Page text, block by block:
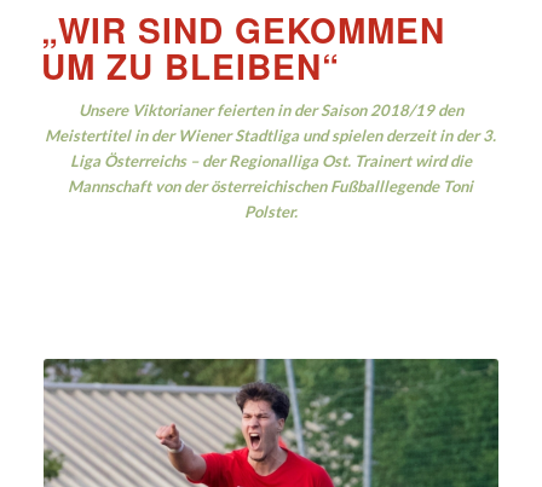
„WIR SIND GEKOMMEN
UM ZU BLEIBEN“
Unsere Viktorianer feierten in der Saison 2018/19 den
Meistertitel in der Wiener Stadtliga und spielen derzeit in der 3.
Liga Österreichs – der Regionalliga Ost. Trainert wird die
Mannschaft von der österreichischen Fußballlegende Toni
Polster.